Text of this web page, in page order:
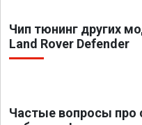
Чип тюнинг других
Land Rover Defender
Частые вопросы про